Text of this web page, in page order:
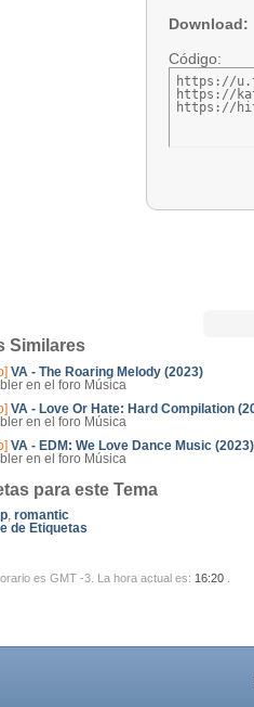
Download:
Código:
https://
https://
https://
Similares
VA - The Roaring Melody (2023)
en el foro Música
VA - Love Or Hate: Hard Compilation
en el foro Música
VA - EDM: We Love Dance Music (2023)
en el foro Música
para este Tema
, romantic
de Etiquetas
es GMT -3. La hora actual es: 16:20